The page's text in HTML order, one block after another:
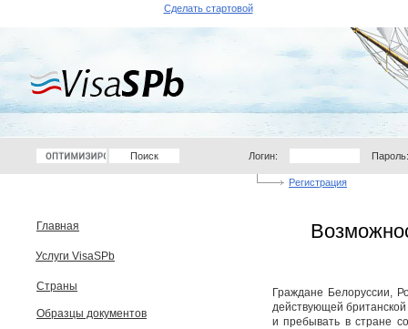
Сделать стартовой
Логин: Пароль:
Регистрация
Главная
Услуги VisaSPb
Страны
Образцы документов
Граждане Белоруссии,
действующей
и пребывать в стране